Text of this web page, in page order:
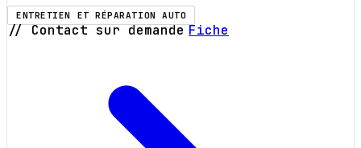
ENTRETIEN ET RÉPARATION AUTO
// Contact sur demande Fiche